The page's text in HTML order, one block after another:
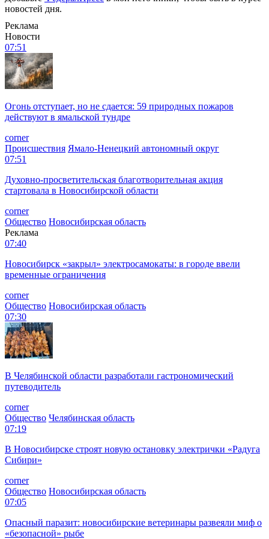
новостей дня.
Реклама
Новости
07:51
Огонь отступает, но не сдается: 59 природных пожаров
действуют в ямальской тундре
corner
Происшествия Ямало-Ненецкий автономный округ
07:51
Духовно-просветительская благотворительная акция
стартовала в Новосибирской области
corner
Общество Новосибирская область
Реклама
07:40
Новосибирск «закрыл» электросамокаты: в городе ввели
временные ограничения
corner
Общество Новосибирская область
07:30
В Челябинской области разработали гастрономический
путеводитель
corner
Общество Челябинская область
07:19
В Новосибирске строят новую остановку электрички «Радуга
Сибири»
corner
Общество Новосибирская область
07:05
Опасный паразит: новосибирские ветеринары развеяли миф о
«безопасной» рыбе